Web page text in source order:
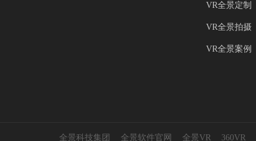
VR全景定制
VR全景拍摄
VR全景案例
全景科技集团 全景软件官网 全景VR 360VR